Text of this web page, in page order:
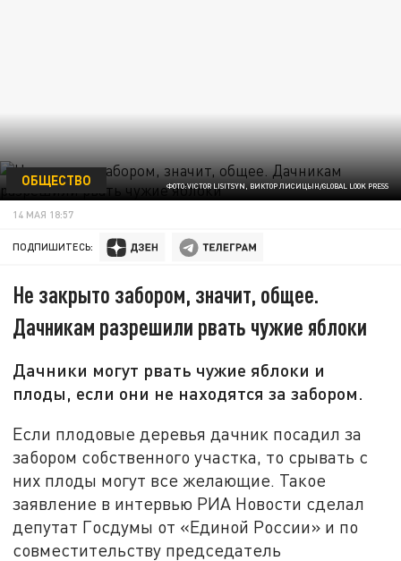
ФОТО:VICTOR LISITSYN, ВИКТОР ЛИСИЦЫН/GLOBAL LOOK PRESS
ОБЩЕСТВО
14 МАЯ 18:57
ПОДПИШИТЕСЬ:
Не закрыто забором, значит, общее.
Дачникам разрешили рвать чужие яблоки
Дачники могут рвать чужие яблоки и
плоды, если они не находятся за забором.
Если плодовые деревья дачник посадил за
забором собственного участка, то срывать с
них плоды могут все желающие. Такое
заявление в интервью РИА Новости сделал
депутат Госдумы от «Единой России» и по
совместительству председатель